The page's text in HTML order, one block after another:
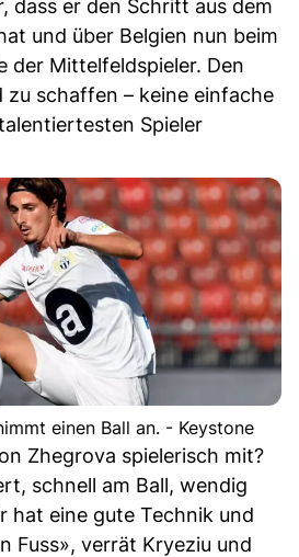
dass er den Schritt aus dem
und über Belgien nun beim
der Mittelfeldspieler. Den
zu schaffen – keine einfache
Spieler
einen Ball an. - Keystone
Zhegrova spielerisch mit?
schnell am Ball, wendig
hat eine gute Technik und
Fuss», verrät Kryeziu und